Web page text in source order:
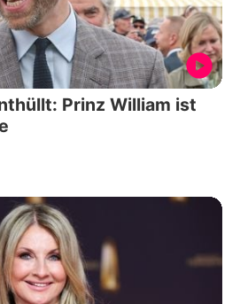
Prinz William ist